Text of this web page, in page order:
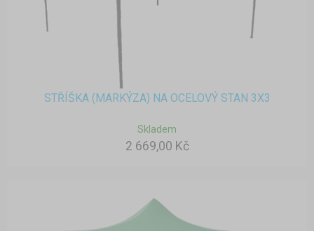
STŘÍŠKA (MARKÝZA) NA OCELOVÝ STAN 3X3
Skladem
2 669,00 Kč